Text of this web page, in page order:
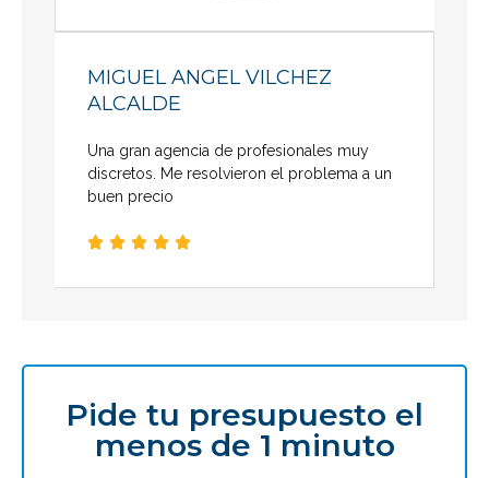
MIGUEL ANGEL VILCHEZ
ALCALDE
Una gran agencia de profesionales muy
discretos. Me resolvieron el problema a un
buen precio
    
Pide tu presupuesto el
menos de 1 minuto